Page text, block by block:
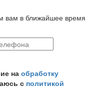
вам в ближайшее время
на обработку
с политикой